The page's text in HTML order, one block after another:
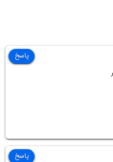
پاسخ
پاسخ